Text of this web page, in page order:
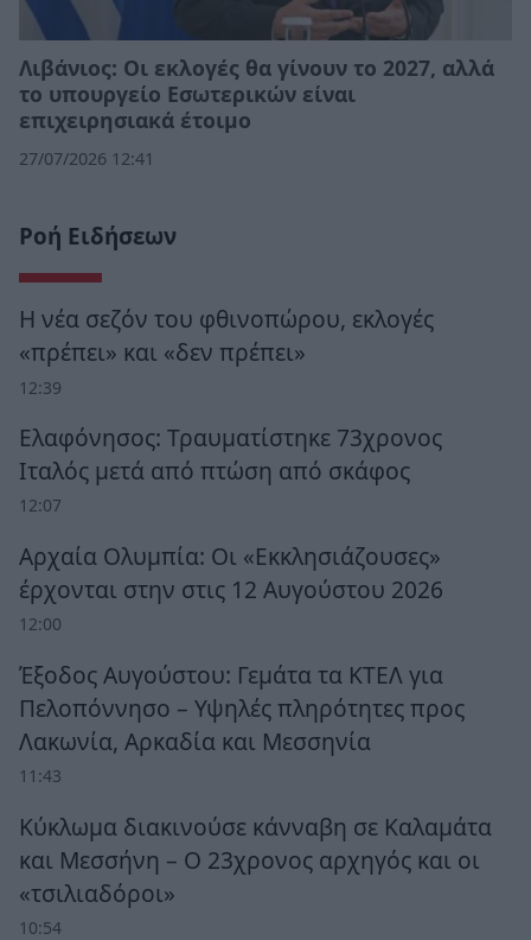
Λιβάνιος: Οι εκλογές θα γίνουν το 2027, αλλά
το υπουργείο Εσωτερικών είναι
επιχειρησιακά έτοιμο
27/07/2026 12:41
Ροή Ειδήσεων
Η νέα σεζόν του φθινοπώρου, εκλογές
«πρέπει» και «δεν πρέπει»
12:39
Ελαφόνησος: Τραυματίστηκε 73χρονος
Ιταλός μετά από πτώση από σκάφος
12:07
Αρχαία Ολυμπία: Οι «Εκκλησιάζουσες»
έρχονται στην στις 12 Αυγούστου 2026
12:00
Έξοδος Αυγούστου: Γεμάτα τα ΚΤΕΛ για
Πελοπόννησο – Υψηλές πληρότητες προς
Λακωνία, Αρκαδία και Μεσσηνία
11:43
Κύκλωμα διακινούσε κάνναβη σε Καλαμάτα
και Μεσσήνη – Ο 23χρονος αρχηγός και οι
«τσιλιαδόροι»
10:54